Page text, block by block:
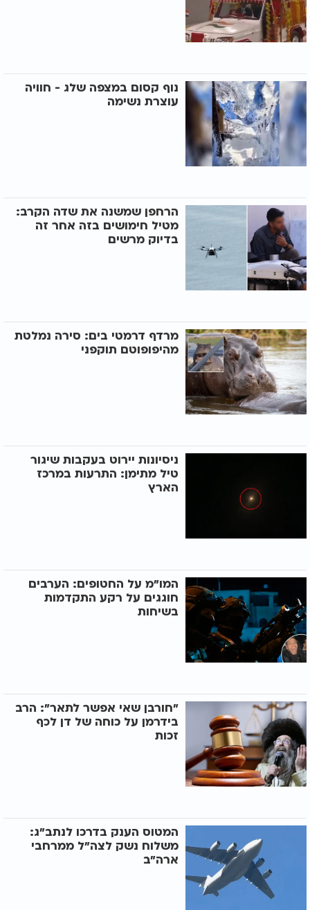
נוף קסום במצפה שלג - חוויה
עוצרת נשימה
הרחפן שמשנה את שדה הקרב:
מטיל חימושים בזה אחר זה
בדיוק מרשים
מרדף דרמטי בים: סירה נמלטת
מהיפופוטם תוקפני
ניסיונות יירוט בעקבות שיגור
טיל מתימן: התרעות במרכז
הארץ
המו"מ על החטופים: הערבים
חוגגים על רקע התקדמות
בשיחות
"חורבן שאי אפשר לתאר": הרב
בידרמן על כוחה של דן לכף
זכות
המטוס הענק בדרכו לנתב"ג:
משלוח נשק לצה"ל ממרחבי
ארה"ב